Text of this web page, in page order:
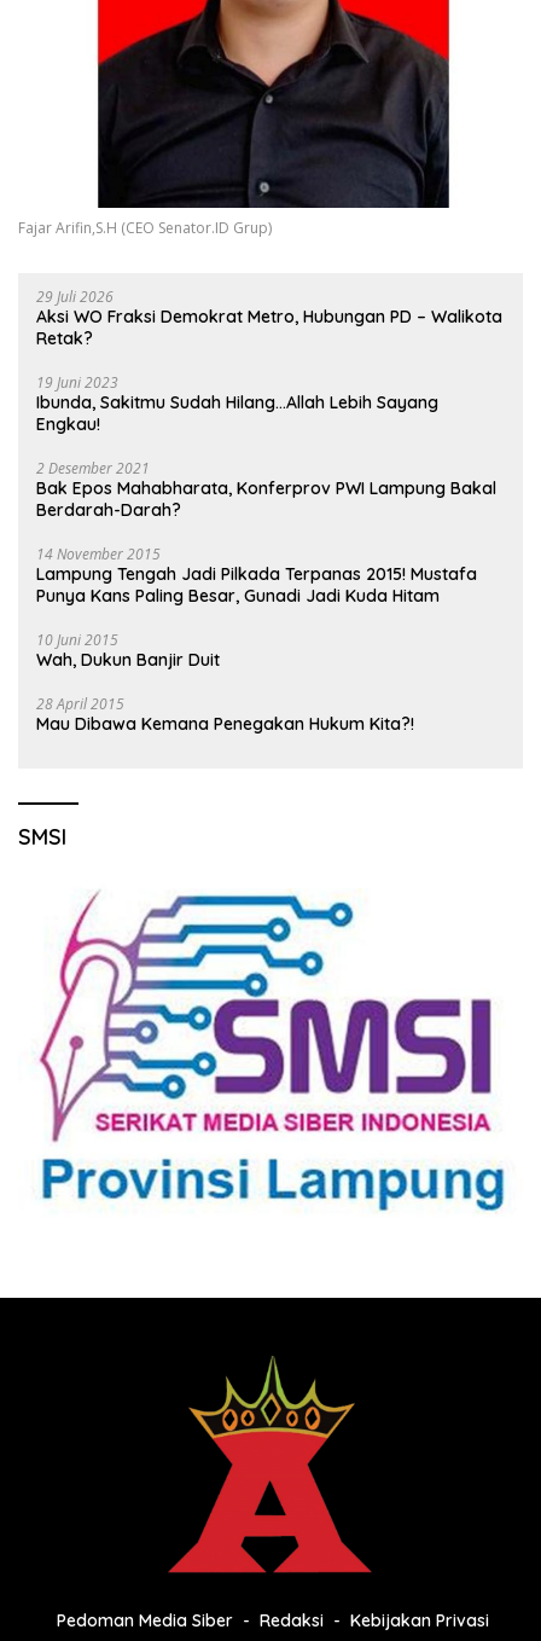
Fajar Arifin,S.H (CEO Senator.ID Grup)
29 Juli 2026
Aksi WO Fraksi Demokrat Metro, Hubungan PD – Walikota
Retak?
19 Juni 2023
Ibunda, Sakitmu Sudah Hilang…Allah Lebih Sayang
Engkau!
2 Desember 2021
Bak Epos Mahabharata, Konferprov PWI Lampung Bakal
Berdarah-Darah?
14 November 2015
Lampung Tengah Jadi Pilkada Terpanas 2015! Mustafa
Punya Kans Paling Besar, Gunadi Jadi Kuda Hitam
10 Juni 2015
Wah, Dukun Banjir Duit
28 April 2015
Mau Dibawa Kemana Penegakan Hukum Kita?!
SMSI
Pedoman Media Siber Redaksi Kebijakan Privasi